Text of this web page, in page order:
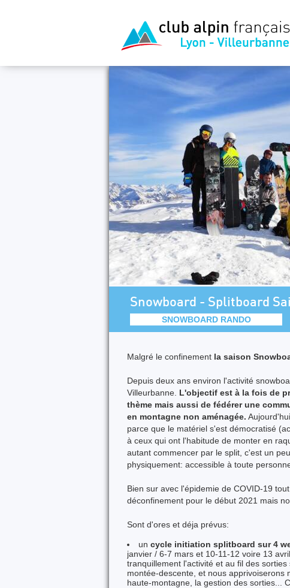
Snowboard - Splitboard
SNOWBOARD RANDO
Malgré le confinement la saison
Depuis deux ans environ l'activité
Villeurbanne. L'objectif est à la fois de
thème mais aussi de fédérer une
en montagne non aménagée.
parce que le matériel s'est démocratisé
à ceux qui ont l'habitude de monter en
autant commencer par le split, c'est un
physiquement: accessible à toute
Bien sur avec l'épidemie de COVID-19
déconfinement pour le début 2021 mais
Sont d'ores et déja prévus:
uncycle initiation splitboard sur 4
janvier / 6-7 mars et 10-11-12 voire 13
tranquillement l'activité et au fil des
montée-descente, et nous apprivoiserons
haute-montagne, la gestion des sorties...